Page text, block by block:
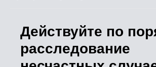
Действуйте по
расследование
Можно ли пройти обучение
дистанционно или без
работы?